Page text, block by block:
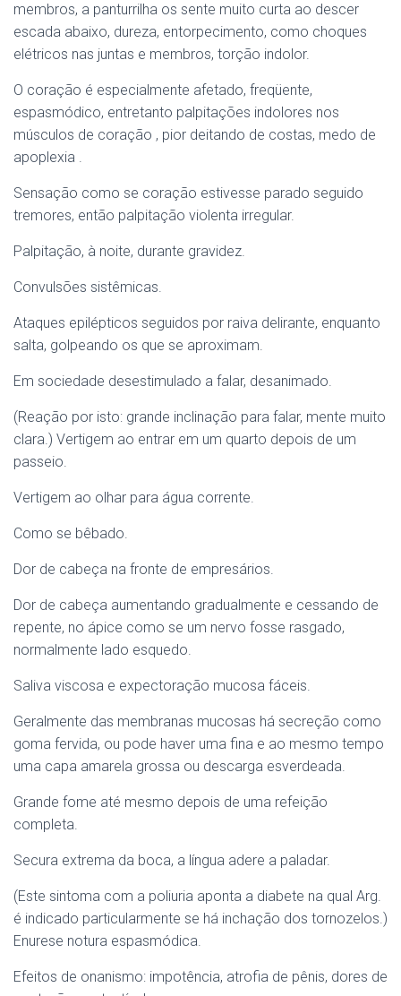
membros, a panturrilha os sente muito curta ao descer
escada abaixo, dureza, entorpecimento, como choques
elétricos nas juntas e membros, torção indolor.
O coração é especialmente afetado, freqüente,
espasmódico, entretanto palpitações indolores nos
músculos de coração , pior deitando de costas, medo de
apoplexia .
Sensação como se coração estivesse parado seguido
tremores, então palpitação violenta irregular.
Palpitação, à noite, durante gravidez.
Convulsões sistêmicas.
Ataques epilépticos seguidos por raiva delirante, enquanto
salta, golpeando os que se aproximam.
Em sociedade desestimulado a falar, desanimado.
(Reação por isto: grande inclinação para falar, mente muito
clara.) Vertigem ao entrar em um quarto depois de um
passeio.
Vertigem ao olhar para água corrente.
Como se bêbado.
Dor de cabeça na fronte de empresários.
Dor de cabeça aumentando gradualmente e cessando de
repente, no ápice como se um nervo fosse rasgado,
normalmente lado esquedo.
Saliva viscosa e expectoração mucosa fáceis.
Geralmente das membranas mucosas há secreção como
goma fervida, ou pode haver uma fina e ao mesmo tempo
uma capa amarela grossa ou descarga esverdeada.
Grande fome até mesmo depois de uma refeição
completa.
Secura extrema da boca, a língua adere a paladar.
(Este sintoma com a poliuria aponta a diabete na qual Arg.
é indicado particularmente se há inchação dos tornozelos.)
Enurese notura espasmódica.
Efeitos de onanismo: impotência, atrofia de pênis, dores de